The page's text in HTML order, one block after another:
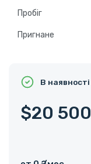
Пробіг
Пригнане
В наявності
$20 500